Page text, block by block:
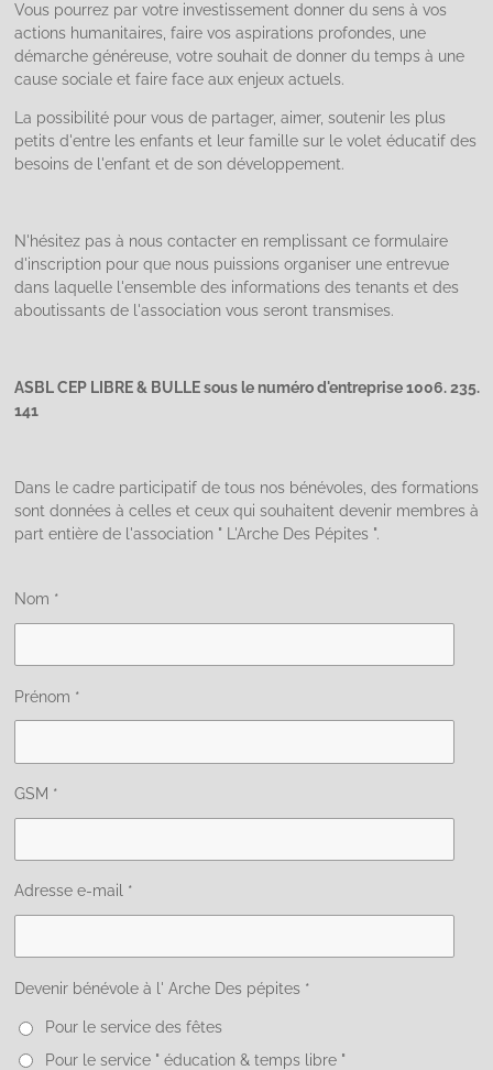
Vous pourrez par votre investissement donner du sens à vos
actions humanitaires, faire vos aspirations profondes, une
démarche généreuse, votre souhait de donner du temps à une
cause sociale et faire face aux enjeux actuels.
La possibilité pour vous de partager, aimer, soutenir les plus
petits d'entre les enfants et leur famille sur le volet éducatif des
besoins de l'enfant et de son développement.
N'hésitez pas à nous contacter en remplissant ce formulaire
d'inscription pour que nous puissions organiser une entrevue
dans laquelle l'ensemble des informations des tenants et des
aboutissants de l'association vous seront transmises.
ASBL CEP LIBRE & BULLE sous le numéro d'entreprise 1006. 235.
141
Dans le cadre participatif de tous nos bénévoles, des formations
sont données à celles et ceux qui souhaitent devenir membres à
part entière de l'association " L'Arche Des Pépites ".
Nom *
Prénom *
GSM *
Adresse e-mail *
Devenir bénévole à l' Arche Des pépites *
Pour le service des fêtes
Pour le service " éducation & temps libre "